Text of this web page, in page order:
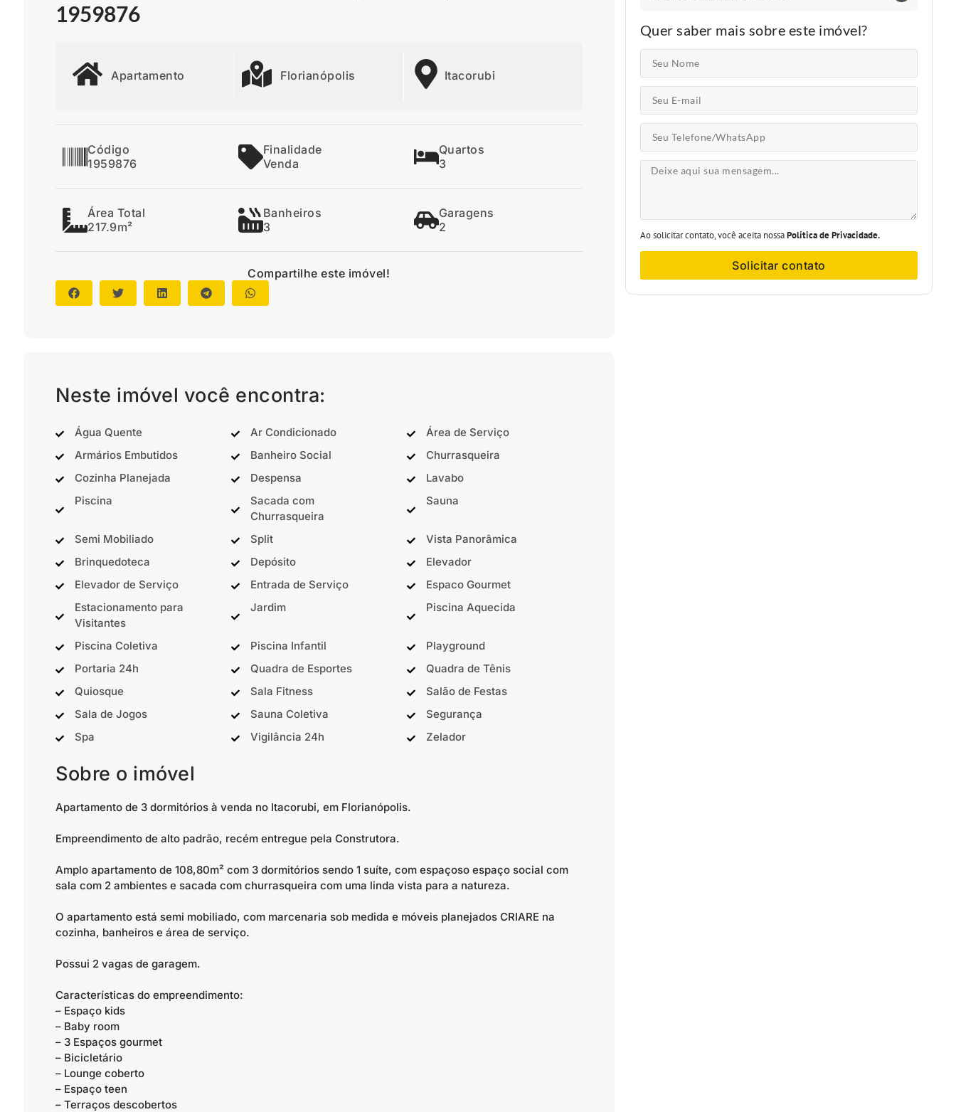
1959876
Apartamento Florianópolis Itacorubi
Código
1959876
Finalidade
Venda
Quartos
3
Área Total
217.9m²
Banheiros
3
Garagens
2
Compartilhe este imóvel!
Neste imóvel você encontra:
Água Quente Ar Condicionado
Área de Serviço
Armários Embutidos
Banheiro Social
Churrasqueira
Cozinha Planejada
Despensa
Lavabo
Piscina
Sacada com
Churrasqueira
Sauna
Semi Mobiliado Split
Vista Panorâmica
Brinquedoteca
Depósito
Elevador
Elevador de Serviço
Entrada de Serviço
Espaco Gourmet
Estacionamento para
Visitantes
Jardim Piscina Aquecida
Piscina Coletiva Piscina Infantil
Playground
Portaria 24h
Quadra de Esportes
Quadra de Tênis
Quiosque
Sala Fitness
Salão de Festas
Sala de Jogos
Sauna Coletiva
Segurança
Spa
Vigilância 24h Zelador
Sobre o imóvel
Apartamento de 3 dormitórios à venda no Itacorubi, em Florianópolis.
Empreendimento de alto padrão, recém entregue pela Construtora.
Amplo apartamento de 108,80m² com 3 dormitórios sendo 1 suíte, com espaçoso espaço social com
sala com 2 ambientes e sacada com churrasqueira com uma linda vista para a natureza.
O apartamento está semi mobiliado, com marcenaria sob medida e móveis planejados CRIARE na
cozinha, banheiros e área de serviço.
Possui 2 vagas de garagem.
Características do empreendimento:
– Espaço kids
– Baby room
– 3 Espaços gourmet
– Bicicletário
– Lounge coberto
– Espaço teen
– Terraços descobertos
Quer saber mais sobre este imóvel?
Ao solicitar contato, você aceita nossaPolítica de Privacidade.
Solicitar contato